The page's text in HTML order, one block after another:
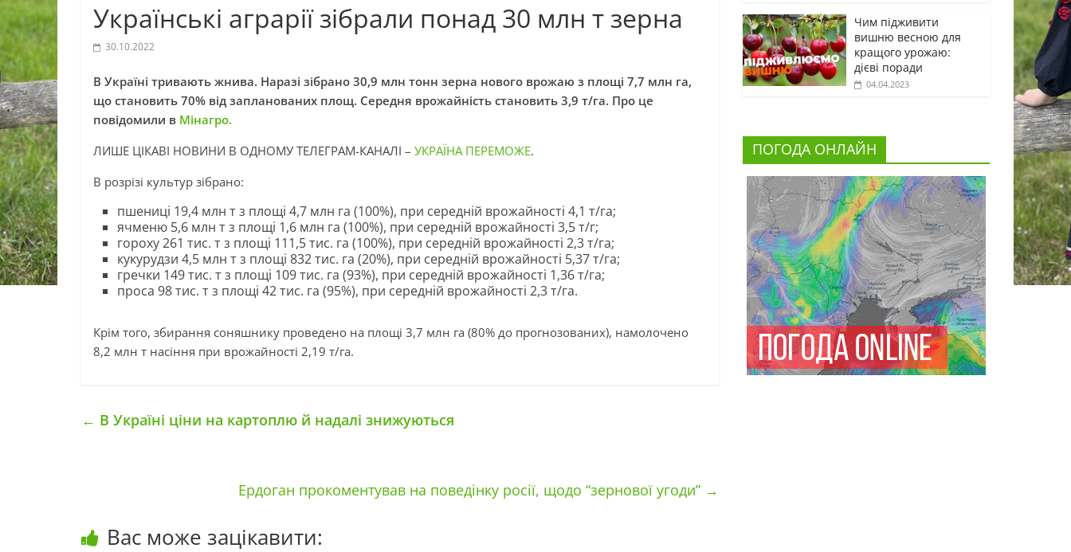
Українські аграрії зібрали понад 30 млн т зерна
30.10.2022
В Україні тривають жнива. Наразі зібрано 30,9 млн тонн зерна нового врожаю з площі 7,7 млн га,
що становить 70% від запланованих площ. Середня врожайність становить 3,9 т/га. Про це
повідомили в Мінагро.
ЛИШЕ ЦІКАВІ НОВИНИ В ОДНОМУ ТЕЛЕГРАМ-КАНАЛІ – УКРАЇНА ПЕРЕМОЖЕ.
В розрізі культур зібрано:
пшениці 19,4 млн т з площі 4,7 млн га (100%), при середній врожайності 4,1 т/га;
ячменю 5,6 млн т з площі 1,6 млн га (100%), при середній врожайності 3,5 т/г;
гороху 261 тис. т з площі 111,5 тис. га (100%), при середній врожайності 2,3 т/га;
кукурудзи 4,5 млн т з площі 832 тис. га (20%), при середній врожайності 5,37 т/га;
гречки 149 тис. т з площі 109 тис. га (93%), при середній врожайності 1,36 т/га;
проса 98 тис. т з площі 42 тис. га (95%), при середній врожайності 2,3 т/га.
Крім того, збирання соняшнику проведено на площі 3,7 млн га (80% до прогнозованих), намолочено
8,2 млн т насіння при врожайності 2,19 т/га.
← В Україні ціни на картоплю й надалі знижуються
Ердоган прокоментував на поведінку росії, щодо “зернової угоди” →
Вас може зацікавити:
Чим підживити
вишню весною для
кращого урожаю:
дієві поради
04.04.2023
ПОГОДА ОНЛАЙН